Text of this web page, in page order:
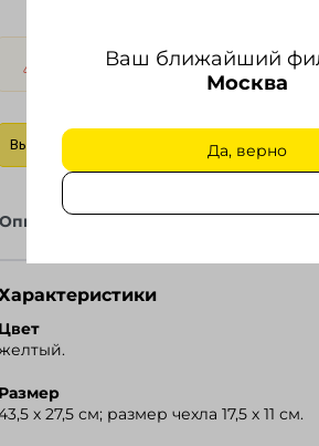
Ваш ближайший
Москва
Да, верно
Продажа до исчерпания.
Выбрать действие
Описание Файлы
х 27,5 см; размер чехла 17,5 х 11 см.